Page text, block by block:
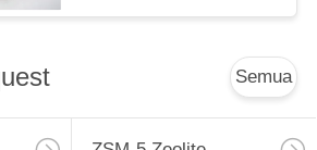
Semua